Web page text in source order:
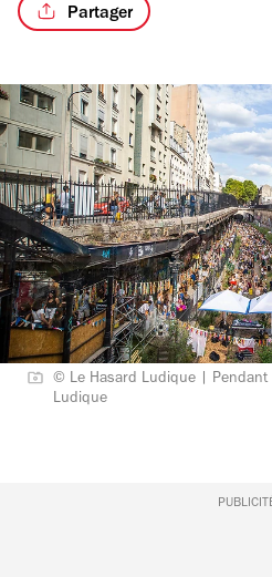
Partager
© Le Hasard Ludique | Pendant
Ludique